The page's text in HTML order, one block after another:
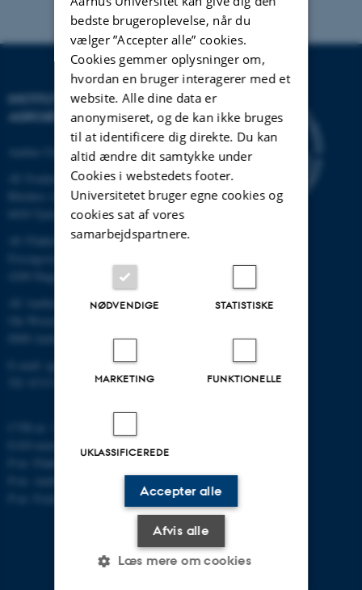
INSTITUT FOR
AGROØKOLOGI
Aarhus Universitet
Blichers Allé 20
AU Flakkebjerg
EAN-nummer: 5798000877450
P-nr: Aarhus: 1013 139829
bedste brugeroplevelse, når du
vælger ”Accepter alle” cookies.
Cookies gemmer oplysninger om,
hvordan en bruger interagerer med et
website. Alle dine data er
anonymiseret, og de kan ikke bruges
til at identificere dig direkte. Du kan
altid ændre dit samtykke under
Cookies i webstedets footer.
Universitetet bruger egne cookies og
cookies sat af vores
samarbejdspartnere.
NØDVENDIGE STATISTISKE
MARKETING FUNKTIONELLE
UKLASSIFICEREDE
Accepter alle
Afvis alle
Læs mere om cookies